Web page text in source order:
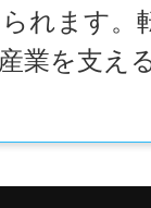
れます。
業を支え